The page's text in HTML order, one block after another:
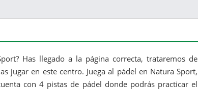
Has llegado a la página correcta, trataremos de
jugar en este centro. Juega al pádel en Natura Sport,
con 4 pistas de pádel donde podrás practicar el